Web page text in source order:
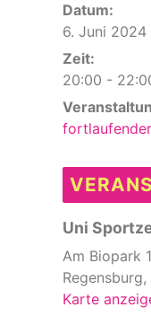
Datum:
6. Juni 2024
Zeit:
20:00 -
Uni
Am Biopark
Regensburg,
Karte